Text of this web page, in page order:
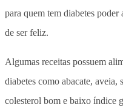
para quem tem diabetes
de ser feliz.
Algumas receitas possuem
diabetes como abacate,
colesterol bom e baixo índice